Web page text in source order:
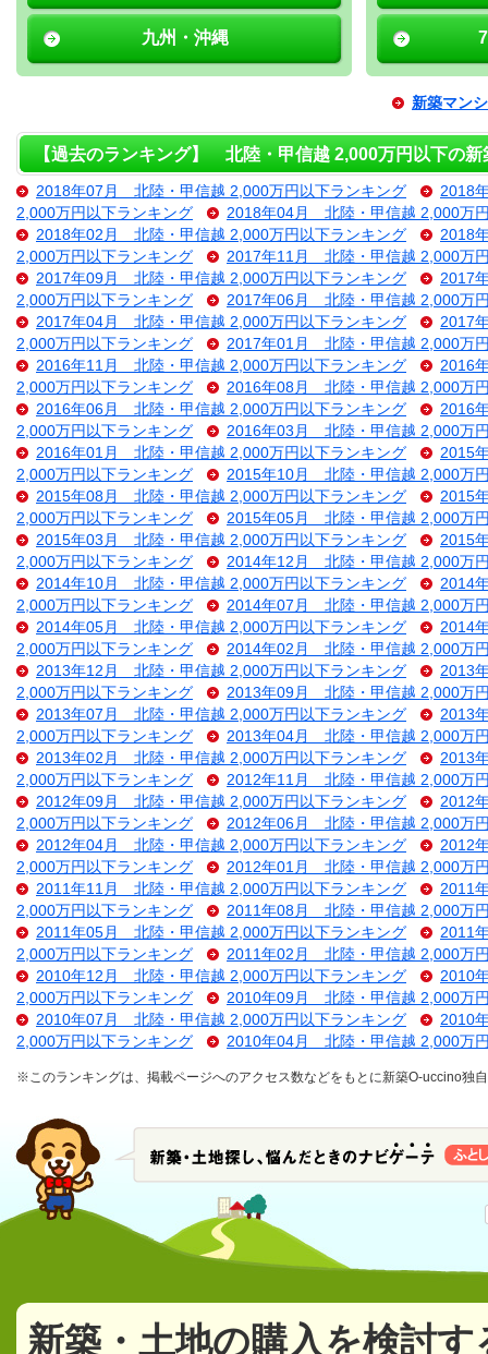
九州・沖縄
新築マン
【過去のランキング】 北陸・甲信越 2,000万円以下の新
2018年07月 北陸・甲信越 2,000万円以下ランキング
2018
2,000万円以下ランキング
2018年04月 北陸・甲信越 2,000万
2018年02月 北陸・甲信越 2,000万円以下ランキング
2018
2,000万円以下ランキング
2017年11月 北陸・甲信越 2,000万
2017年09月 北陸・甲信越 2,000万円以下ランキング
2017
2,000万円以下ランキング
2017年06月 北陸・甲信越 2,000万
2017年04月 北陸・甲信越 2,000万円以下ランキング
2017
2,000万円以下ランキング
2017年01月 北陸・甲信越 2,000万
2016年11月 北陸・甲信越 2,000万円以下ランキング
2016
2,000万円以下ランキング
2016年08月 北陸・甲信越 2,000万
2016年06月 北陸・甲信越 2,000万円以下ランキング
2016
2,000万円以下ランキング
2016年03月 北陸・甲信越 2,000万
2016年01月 北陸・甲信越 2,000万円以下ランキング
2015
2,000万円以下ランキング
2015年10月 北陸・甲信越 2,000万
2015年08月 北陸・甲信越 2,000万円以下ランキング
2015
2,000万円以下ランキング
2015年05月 北陸・甲信越 2,000万
2015年03月 北陸・甲信越 2,000万円以下ランキング
2015
2,000万円以下ランキング
2014年12月 北陸・甲信越 2,000万
2014年10月 北陸・甲信越 2,000万円以下ランキング
2014
2,000万円以下ランキング
2014年07月 北陸・甲信越 2,000万
2014年05月 北陸・甲信越 2,000万円以下ランキング
2014
2,000万円以下ランキング
2014年02月 北陸・甲信越 2,000万
2013年12月 北陸・甲信越 2,000万円以下ランキング
2013
2,000万円以下ランキング
2013年09月 北陸・甲信越 2,000万
2013年07月 北陸・甲信越 2,000万円以下ランキング
2013
2,000万円以下ランキング
2013年04月 北陸・甲信越 2,000万
2013年02月 北陸・甲信越 2,000万円以下ランキング
2013
2,000万円以下ランキング
2012年11月 北陸・甲信越 2,000万
2012年09月 北陸・甲信越 2,000万円以下ランキング
2012
2,000万円以下ランキング
2012年06月 北陸・甲信越 2,000万
2012年04月 北陸・甲信越 2,000万円以下ランキング
2012
2,000万円以下ランキング
2012年01月 北陸・甲信越 2,000万
2011年11月 北陸・甲信越 2,000万円以下ランキング
2011
2,000万円以下ランキング
2011年08月 北陸・甲信越 2,000万
2011年05月 北陸・甲信越 2,000万円以下ランキング
2011
2,000万円以下ランキング
2011年02月 北陸・甲信越 2,000万
2010年12月 北陸・甲信越 2,000万円以下ランキング
2010
2,000万円以下ランキング
2010年09月 北陸・甲信越 2,000万
2010年07月 北陸・甲信越 2,000万円以下ランキング
2010
2,000万円以下ランキング
2010年04月 北陸・甲信越 2,000万
※このランキングは、掲載ページへのアクセス数などをもとに新築O-uccino独
新築・土地の購入を検討